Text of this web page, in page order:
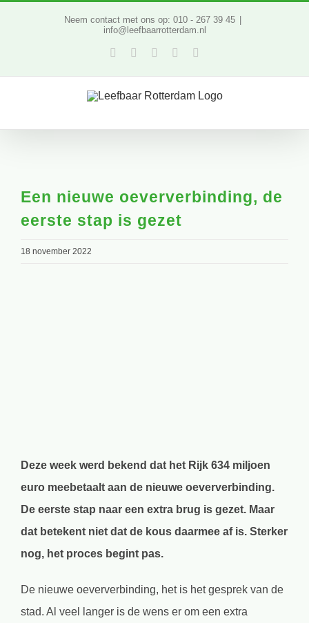
Neem contact met ons op: 010 - 267 39 45
info@leefbaarrotterdam.nl
Facebook
TwitterYouTubeLinkedIn
Een nieuwe oeververbinding, de
eerste stap is gezet
18 november 2022
Deze week werd bekend dat het Rijk 634 miljoen
euro meebetaalt aan de nieuwe oeververbinding.
De eerste stap naar een extra brug is gezet. Maar
dat betekent niet dat de kous daarmee af is. Sterker
nog, het proces begint pas.
De nieuwe oeververbinding, het is het gesprek van de
stad. Al veel langer is de wens er om een extra